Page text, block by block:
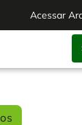
Acessar